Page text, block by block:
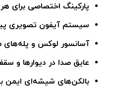
پارکینگ اختصاصی برای
سیستم آیفون تصویری
آسانسور لوکس و پله‌های
عایق صدا در دیوارها و
بالکن‌های شیشه‌ای ایمن